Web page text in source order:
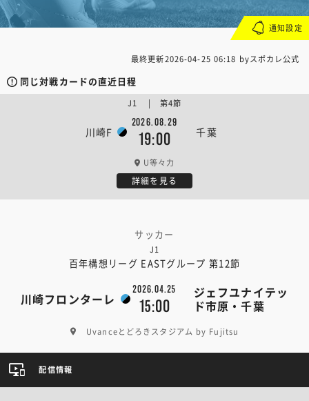
最終更新2026-04-25 06:18 byスポカレ公式
同じ対戦カードの直近日程
川崎F
2026.08.29
19:00 千葉
J1 | 第4節
U等々力
詳細を見る
サッカー
J1
百年構想リーグ EASTグループ 第12節
川崎フロンターレ
2026.04.25
15:00
ジェフユナイテッ
ド市原・千葉
Uvanceとどろきスタジアム by Fujitsu
通知設定
配信情報